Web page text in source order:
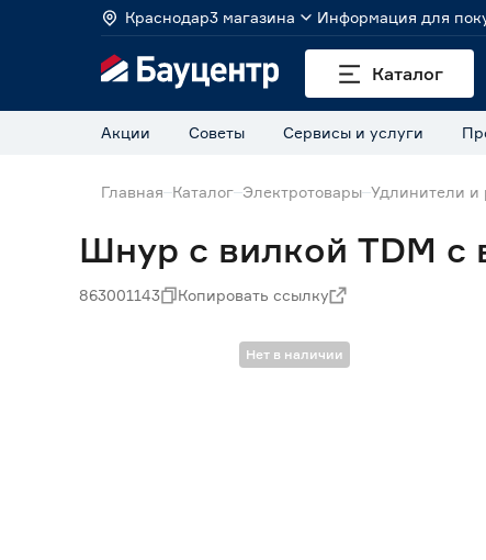
Краснодар3 магазина Информация для
Каталог
Акции Советы Сервисы и услуги
Главная Каталог Электротовары Удлинители и
Шнур с вилкой TDM
863001143 Копировать ссылку
Нет в наличии